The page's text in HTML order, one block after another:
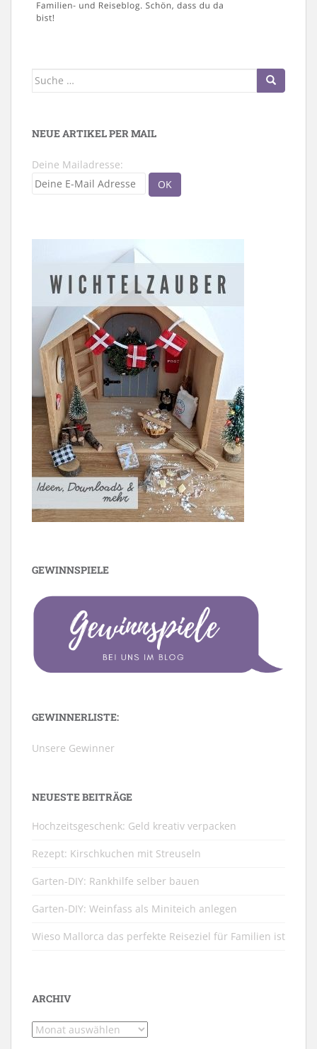
Suche
NEUE ARTIKEL PER MAIL
Deine Mailadresse:
GEWINNSPIELE
GEWINNERLISTE:
Unsere Gewinner
NEUESTE BEITRÄGE
Hochzeitsgeschenk: Geld kreativ verpacken
Rezept: Kirschkuchen mit Streuseln
Garten-DIY: Rankhilfe selber bauen
Garten-DIY: Weinfass als Miniteich anlegen
Wieso Mallorca das perfekte Reiseziel für Familien ist
ARCHIV
Archiv